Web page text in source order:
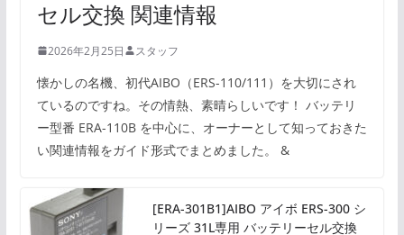
セル交換 関連情報
2026年2月25日 スタッフ
懐かしの名機、初代AIBO（ERS-110/111）を大切にされ
ているのですね。その情熱、素晴らしいです！ バッテリ
ー型番 ERA-110B を中心に、オーナーとして知っておきた
い関連情報をガイド形式でまとめました。 &
[ERA-301B1]AIBO アイボ ERS-300 シ
リーズ 31L専用 バッテリーセル交換